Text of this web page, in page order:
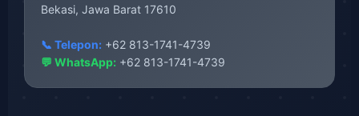
Bekasi, Jawa Barat 17610
📞 Telepon: +62 813-1741-4739
💬 WhatsApp: +62 813-1741-4739